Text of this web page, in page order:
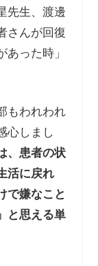
先生、渡邊
さんが回復
った時」
もわれわれ
心しまし
、患者の状
活に戻れ
で嫌なこと
と思える単